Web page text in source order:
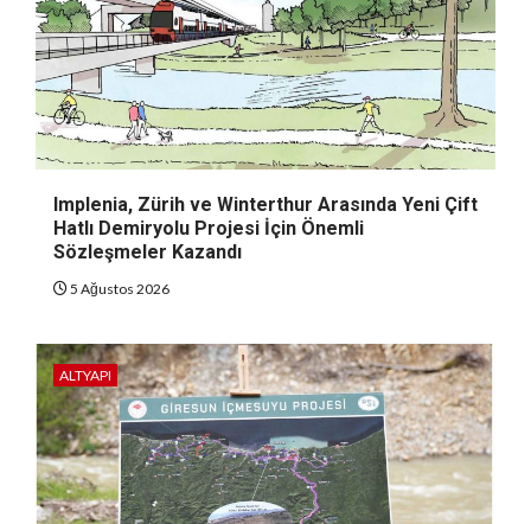
Implenia, Zürih ve Winterthur Arasında Yeni Çift
Hatlı Demiryolu Projesi İçin Önemli
Sözleşmeler Kazandı
5 Ağustos 2026
ALTYAPI